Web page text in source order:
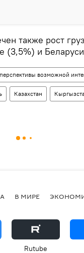
также рост
(3,5%) и
возможной
Казахстан
В МИРЕ
Rutube